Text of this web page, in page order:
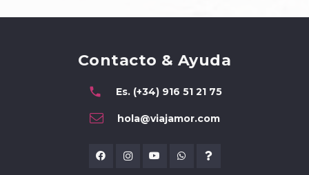
Contacto & Ayuda
phone Es. (+34) 916 51 21 75
hola@viajamor.com